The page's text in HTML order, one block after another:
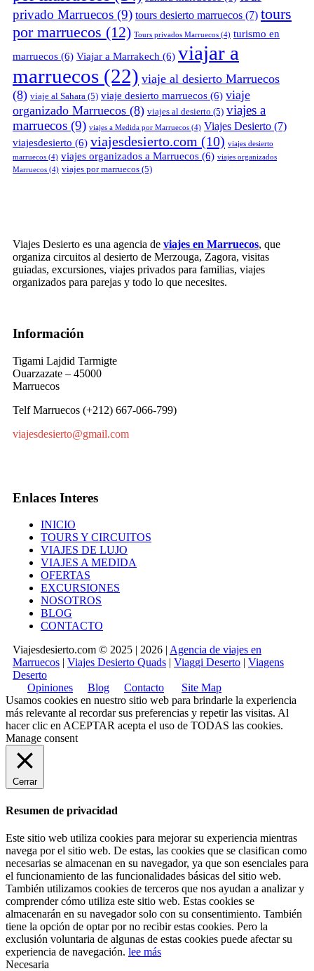
privado Marruecos (9) tours desierto marruecos (7) tours
por marruecos (12) Tours privados Marruecos (4) turismo en
marruecos (6) Viajar a Marrakech (6) viajar a
marruecos (22) viaje al desierto Marruecos
(8) viaje al Sahara (5) viaje desierto marruecos (6) viaje
organizado Marruecos (8) viajes al desierto (5) viajes a
marruecos (9) viajes a Medida por Marruecos (4) Viajes Desierto (7)
viajesdesierto (6) viajesdesierto.com (10) viajes desierto
marruecos (4) viajes organizados a Marruecos (6) viajes organizados
Marruecos (4) viajes por marruecos (5)
Viajes Desierto es una agencia de viajes en Marruecos, que
organiza circuitos al desierto de Merzouga, Zagora, visitas
guiadas, excursiones, viajes privados para familias, viajes
organizados para parejas y todo lo que necesites.
Información
Tigami Lajdid Tarmigte
Ouarzazate – 45000
Marruecos
Telf Marruecos (+212) 667-066-799)
viajesdesierto@gmail.com
Enlaces Interes
INICIO
TOURS Y CIRCUITOS
VIAJES DE LUJO
VIAJES A MEDIDA
OFERTAS
EXCURSIONES
NOSOTROS
BLOG
CONTACTO
Viajesdesierto.com © 2025 | 2026 | Agencia de viajes en
Marruecos | Viajes Desierto Quads | Viaggi Deserto | Viagens
Deserto
Opiniones
Blog Contacto
Site Map
Usamos cookies en nuestro sitio web para brindarle la experiencia
más relevante al recordar sus preferencias y repetir las visitas. Al
hacer clic en ACEPTAR acepta el uso de TODAS las cookies.
Manage consent
Cerrar
Resumen de privacidad
Este sitio web utiliza cookies para mejorar su experiencia mientras
navega por el sitio web. De estas, las cookies que se clasifican como
necesarias se almacenan en su navegador, ya que son esenciales para
el funcionamiento de las funcionalidades básicas del sitio web.
También utilizamos cookies de terceros que nos ayudan a analizar y
comprender cómo utiliza este sitio web. Estas cookies se
almacenarán en su navegador solo con su consentimiento. También
tiene la opción de optar por no recibir estas cookies. Pero la
exclusión voluntaria de algunas de estas cookies puede afectar su
experiencia de navegación. lee más
Necesaria